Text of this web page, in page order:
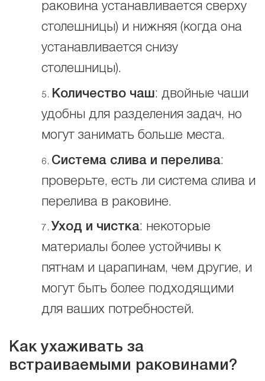
раковина устанавливается сверху
столешницы) и нижняя (когда она
устанавливается снизу
столешницы).
Количество чаш: двойные чаши
удобны для разделения задач, но
могут занимать больше места.
Система слива и перелива:
проверьте, есть ли система слива и
перелива в раковине.
Уход и чистка: некоторые
материалы более устойчивы к
пятнам и царапинам, чем другие, и
могут быть более подходящими
для ваших потребностей.
Как ухаживать за
встраиваемыми раковинами?